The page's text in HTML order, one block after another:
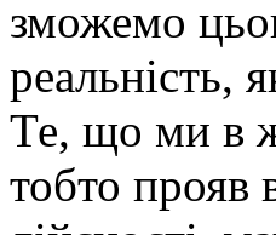
зможемо
Те, що ми в
тобто прояв